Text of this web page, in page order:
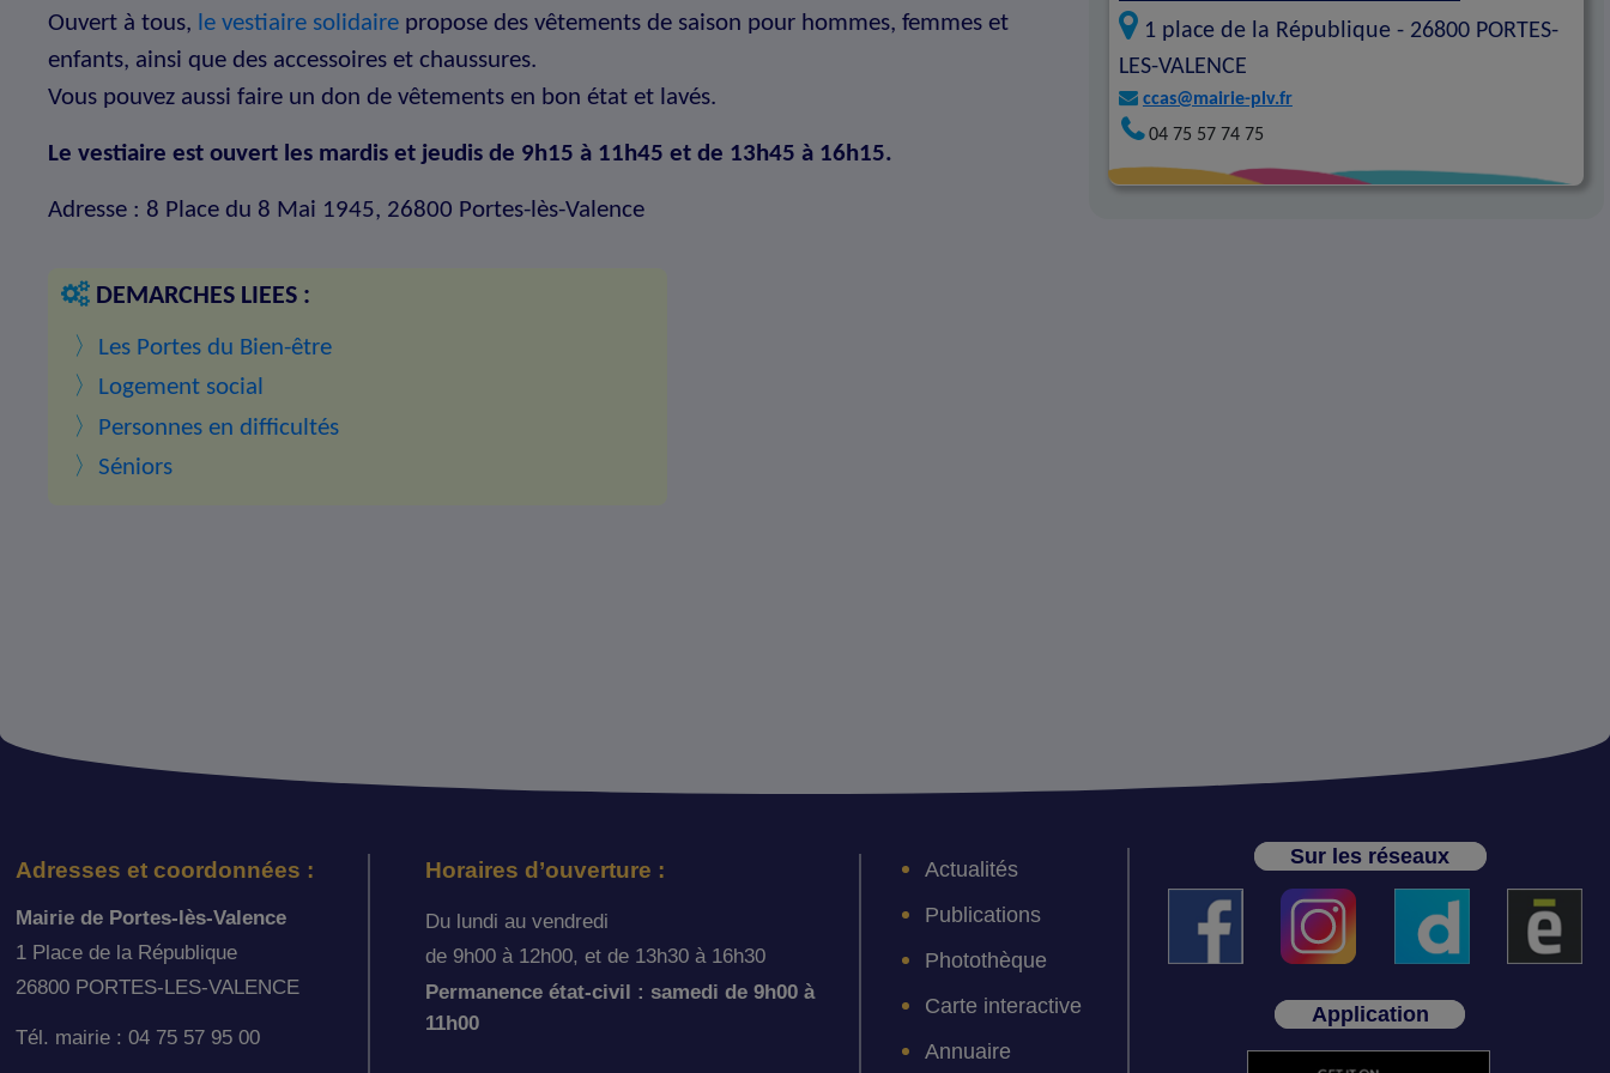
Ouvert à tous, le vestiaire solidaire propose des vêtements de saison pour hommes, femmes et
enfants, ainsi que des accessoires et chaussures.
Vous pouvez aussi faire un don de vêtements en bon état et lavés.
Le vestiaire est ouvert les mardis et jeudis de 9h15 à 11h45 et de 13h45 à 16h15.
Adresse : 8 Place du 8 Mai 1945, 26800 Portes-lès-Valence
DEMARCHES LIEES :
〉
Les Portes du Bien-être
〉 Logement social
〉 Personnes en difficultés
〉 Séniors
1 place de la République - 26800 PORTES-
LES-VALENCE
ccas@mairie-plv.fr
04 75 57 74 75
Adresses et coordonnées :
Mairie de Portes-lès-Valence
1 Place de la République
26800 PORTES-LES-VALENCE
Tél. mairie : 04 75 57 95 00
Horaires d’ouverture :
Du lundi au vendredi
de 9h00 à 12h00, et de 13h30 à 16h30
Permanence état-civil : samedi de 9h00 à
11h00
Actualités
Publications
Photothèque
Carte interactive
Annuaire
Sur les réseaux
Application